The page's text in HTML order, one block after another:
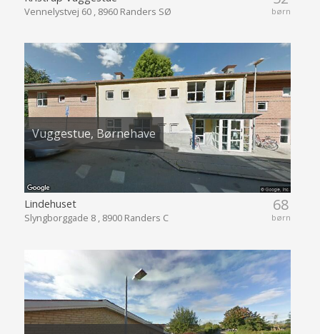
børn
Vennelystvej 60 , 8960 Randers SØ
Vuggestue, Børnehave
68
børn
Lindehuset
Slyngborggade 8 , 8900 Randers C